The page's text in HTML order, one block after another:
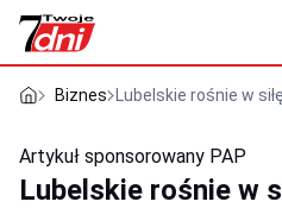
Biznes Lubelskie rośnie w
Artykuł sponsorowany PAP
Lubelskie rośnie w